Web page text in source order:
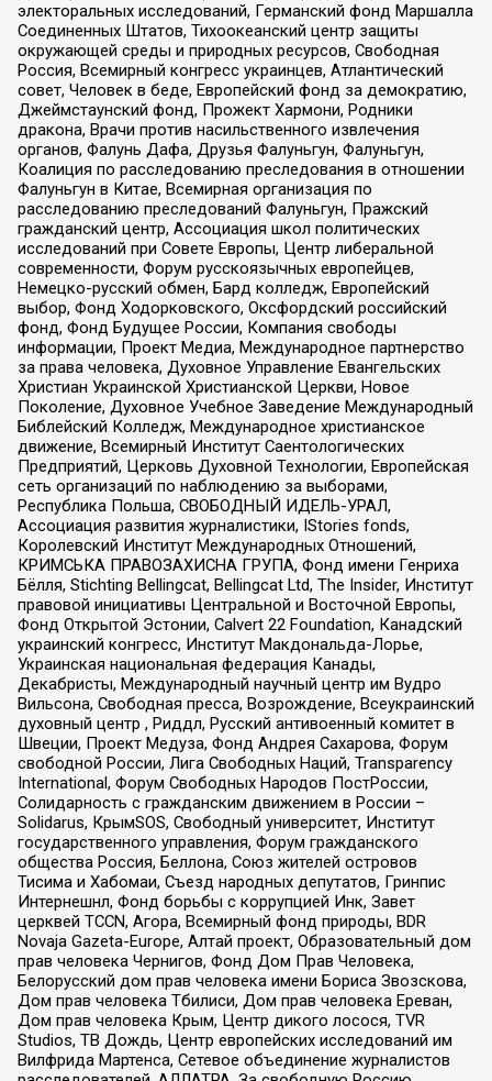
электоральных исследований, Германский фонд Маршалла
Соединенных Штатов, Тихоокеанский центр защиты
окружающей среды и природных ресурсов, Свободная
Россия, Всемирный конгресс украинцев, Атлантический
совет, Человек в беде, Европейский фонд за демократию,
Джеймстаунский фонд, Прожект Хармони, Родники
дракона, Врачи против насильственного извлечения
органов, Фалунь Дафа, Друзья Фалуньгун, Фалуньгун,
Коалиция по расследованию преследования в отношении
Фалуньгун в Китае, Всемирная организация по
расследованию преследований Фалуньгун, Пражский
гражданский центр, Ассоциация школ политических
исследований при Совете Европы, Центр либеральной
современности, Форум русскоязычных европейцев,
Немецко-русский обмен, Бард колледж, Европейский
выбор, Фонд Ходорковского, Оксфордский российский
фонд, Фонд Будущее России, Компания свободы
информации, Проект Медиа, Международное партнерство
за права человека, Духовное Управление Евангельских
Христиан Украинской Христианской Церкви, Новое
Поколение, Духовное Учебное Заведение Международный
Библейский Колледж, Международное христианское
движение, Всемирный Институт Саентологических
Предприятий, Церковь Духовной Технологии, Европейская
сеть организаций по наблюдению за выборами,
Республика Польша, СВОБОДНЫЙ ИДЕЛЬ-УРАЛ,
Ассоциация развития журналистики, IStories fonds,
Королевский Институт Международных Отношений,
КРИМСЬКА ПРАВОЗАХИСНА ГРУПА, Фонд имени Генриха
Бёлля, Stichting Bellingcat, Bellingcat Ltd, The Insider, Институт
правовой инициативы Центральной и Восточной Европы,
Фонд Открытой Эстонии, Calvert 22 Foundation, Канадский
украинский конгресс, Институт Макдональда-Лорье,
Украинская национальная федерация Канады,
Декабристы, Международный научный центр им Вудро
Вильсона, Свободная пресса, Возрождение, Всеукраинский
духовный центр , Риддл, Русский антивоенный комитет в
Швеции, Проект Медуза, Фонд Андрея Сахарова, Форум
свободной России, Лига Свободных Наций, Transparеncy
International, Форум Свободных Народов ПостРоссии,
Солидарность с гражданским движением в России –
Solidarus, КрымSOS, Свободный университет, Институт
государственного управления, Форум гражданского
общества Россия, Беллона, Союз жителей островов
Тисима и Хабомаи, Съезд народных депутатов, Гринпис
Интернешнл, Фонд борьбы с коррупцией Инк, Завет
церквей TCCN, Агора, Всемирный фонд природы, BDR
Novaja Gazeta-Europe, Алтай проект, Образовательный дом
прав человека Чернигов, Фонд Дом Прав Человека,
Белорусский дом прав человека имени Бориса Звозскова,
Дом прав человека Тбилиси, Дом прав человека Ереван,
Дом прав человека Крым, Центр дикого лосося, TVR
Studios, ТВ Дождь, Центр европейских исследований им
Вилфрида Мартенса, Сетевое объединение журналистов